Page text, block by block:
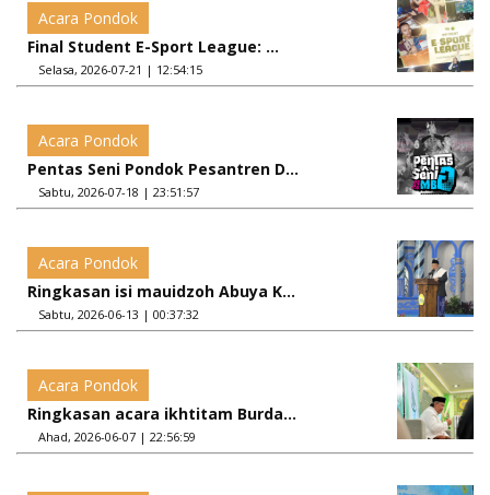
Acara Pondok
Final Student E-Sport League: ...
Selasa, 2026-07-21 | 12:54:15
Acara Pondok
Pentas Seni Pondok Pesantren D...
Sabtu, 2026-07-18 | 23:51:57
Acara Pondok
Ringkasan isi mauidzoh Abuya K...
Sabtu, 2026-06-13 | 00:37:32
Acara Pondok
Ringkasan acara ikhtitam Burda...
Ahad, 2026-06-07 | 22:56:59